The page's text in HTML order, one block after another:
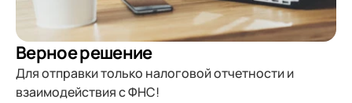
Верное решение
Для отправки только налоговой отчетности и
взаимодействия с ФНС!